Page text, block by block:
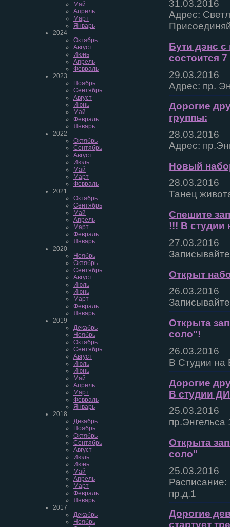
Май
Апрель
Март
Январь
2024
Октябрь
Август
Июнь
Апрель
Февраль
2023
Ноябрь
Сентябрь
Август
Июнь
Май
Февраль
Январь
2022
Октябрь
Сентябрь
Август
Июль
Май
Март
Февраль
2021
Октябрь
Сентябрь
Май
Апрель
Март
Февраль
Январь
2020
Ноябрь
Октябрь
Сентябрь
Август
Июль
Июнь
Март
Февраль
Январь
2019
Декабрь
Ноябрь
Октябрь
Сентябрь
Август
Июль
Июнь
Май
Апрель
Март
Февраль
Январь
2018
Декабрь
Ноябрь
Октябрь
Сентябрь
Август
Июль
Июнь
Май
Апрель
Март
Февраль
Январь
2017
Декабрь
Ноябрь
31.03.2016
Адрес:
Бути дэнс с
состоится
29.03.2016
Адрес: пр.
Дорогие
группы:
28.03.2016
Адрес:
Новый
28.03.2016
Танец
Спешите
!!! В студии
27.03.2016
Открыт
26.03.2016
Открыта
соло"!
26.03.2016
В Студии на
Дорогие
В студии
25.03.2016
пр.Энгельса
Открыта
соло"
25.03.2016
Расписание:
пр.д.1
Дорогие